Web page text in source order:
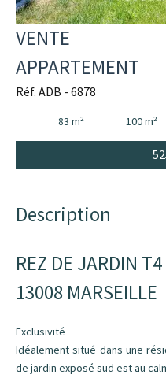
VENTE
APPARTEMENT
Réf. ADB - 6878
83 m² 100 m²
Description
REZ DE JARDIN
13008 MARSEILLE
Exclusivité
Idéalement situé dans une
de jardin exposé sud est au